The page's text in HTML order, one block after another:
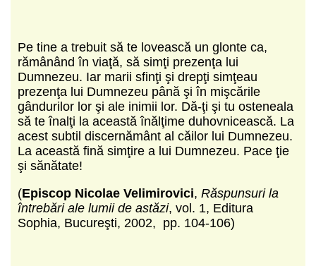
Pe tine a trebuit să te lovească un glonte ca,
rămânând în viaţă, să simţi prezenţa lui
Dumnezeu. Iar marii sfinţi şi drepţi simţeau
prezenţa lui Dumnezeu până şi în mişcările
gândurilor lor şi ale inimii lor. Dă-ţi şi tu osteneala
să te înalţi la această înălţime duhovnicească. La
acest subtil discernământ al căilor lui Dumnezeu.
La această fină simţire a lui Dumnezeu. Pace ţie
şi sănătate!
(Episcop Nicolae Velimirovici, Răspunsuri la
întrebări ale lumii de astăzi, vol. 1, Editura
Sophia, Bucureşti, 2002, pp. 104-106)